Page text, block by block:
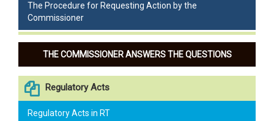
The Procedure for Requesting Action by the
Commissioner
THE COMMISSIONER ANSWERS THE QUESTIONS
Regulatory Acts
Regulatory Acts in RT